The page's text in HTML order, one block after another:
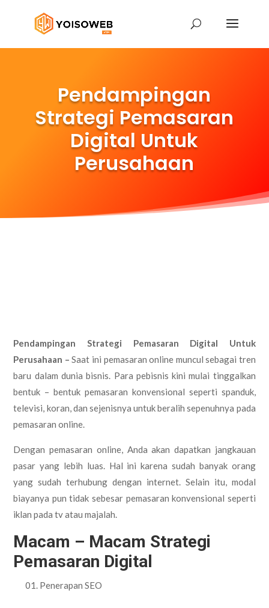
Pendampingan
Strategi Pemasaran
Digital Untuk
Perusahaan
Pendampingan Strategi Pemasaran Digital Untuk
Perusahaan –Saat ini pemasaran online muncul sebagai tren
baru dalam dunia bisnis. Para pebisnis kini mulai tinggalkan
bentuk – bentuk pemasaran konvensional seperti spanduk,
televisi, koran, dan sejenisnya untuk beralih sepenuhnya pada
pemasaran online.
Dengan pemasaran online, Anda akan dapatkan jangkauan
pasar yang lebih luas. Hal ini karena sudah banyak orang
yang sudah terhubung dengan internet. Selain itu, modal
biayanya pun tidak sebesar pemasaran konvensional seperti
iklan pada tv atau majalah.
Macam – Macam Strategi
Pemasaran Digital
Penerapan SEO